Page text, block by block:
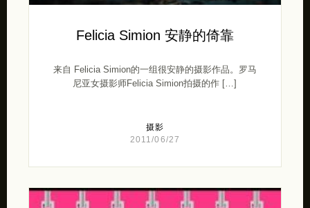
Felicia Simion 安静的倚靠
来自 Felicia Simion的一组很安静的摄影作品。罗马
尼亚女摄影师Felicia Simion拍摄的作 […]
摄影
2011/06/27